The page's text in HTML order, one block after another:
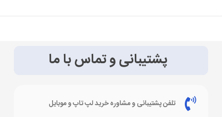
پشتیبانی و تماس با ما
تلفن پشتیبانی و مشاوره خرید لپ تاپ و موبایل